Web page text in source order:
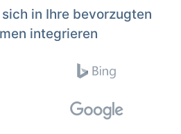
in Ihre bevorzugten
integrieren